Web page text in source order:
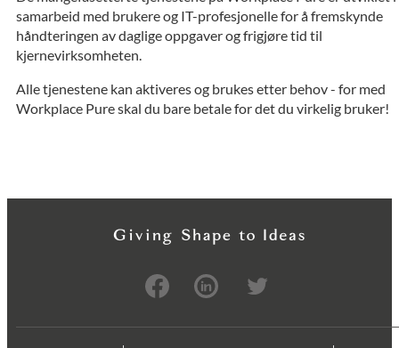
samarbeid med brukere og IT-profesjonelle for å fremskynde
håndteringen av daglige oppgaver og frigjøre tid til
kjernevirksomheten.
Alle tjenestene kan aktiveres og brukes etter behov - for med
Workplace Pure skal du bare betale for det du virkelig bruker!